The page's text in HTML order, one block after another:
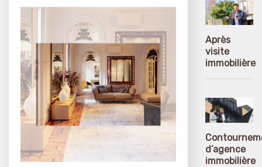
Après
visite
immobilière
d’agence
immobilière